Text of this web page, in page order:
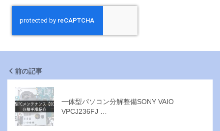
前の記事
一体型パソコン分解整備SONY VAIO
VPCJ236FJ …